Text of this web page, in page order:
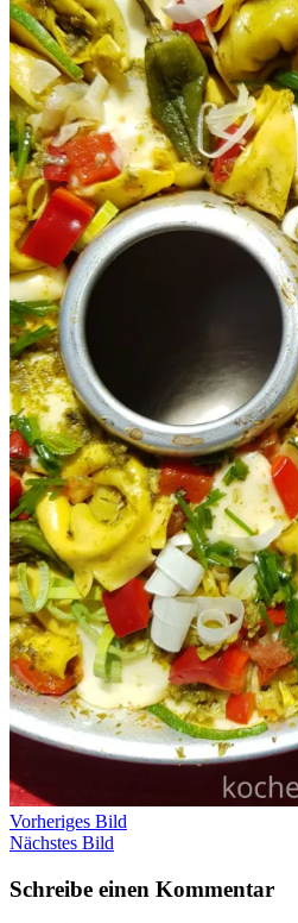
Vorheriges Bild
Nächstes Bild
Schreibe einen Kommentar